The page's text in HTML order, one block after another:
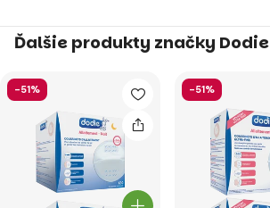
Ďalšie produkty značky Dodie
-51% -51%